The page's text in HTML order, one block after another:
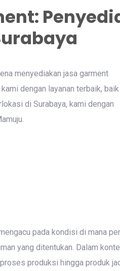
menyediakan jasa garment
dengan layanan terbaik, baik
di Surabaya, kami dengan
pada kondisi di mana
yang ditentukan. Dalam
produksi hingga produk